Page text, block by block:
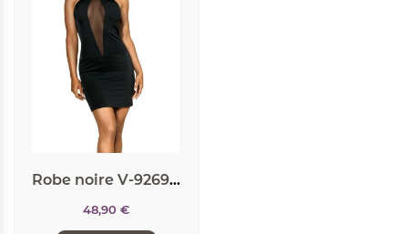
Robe noire V-9269 – Axami
48,90 €